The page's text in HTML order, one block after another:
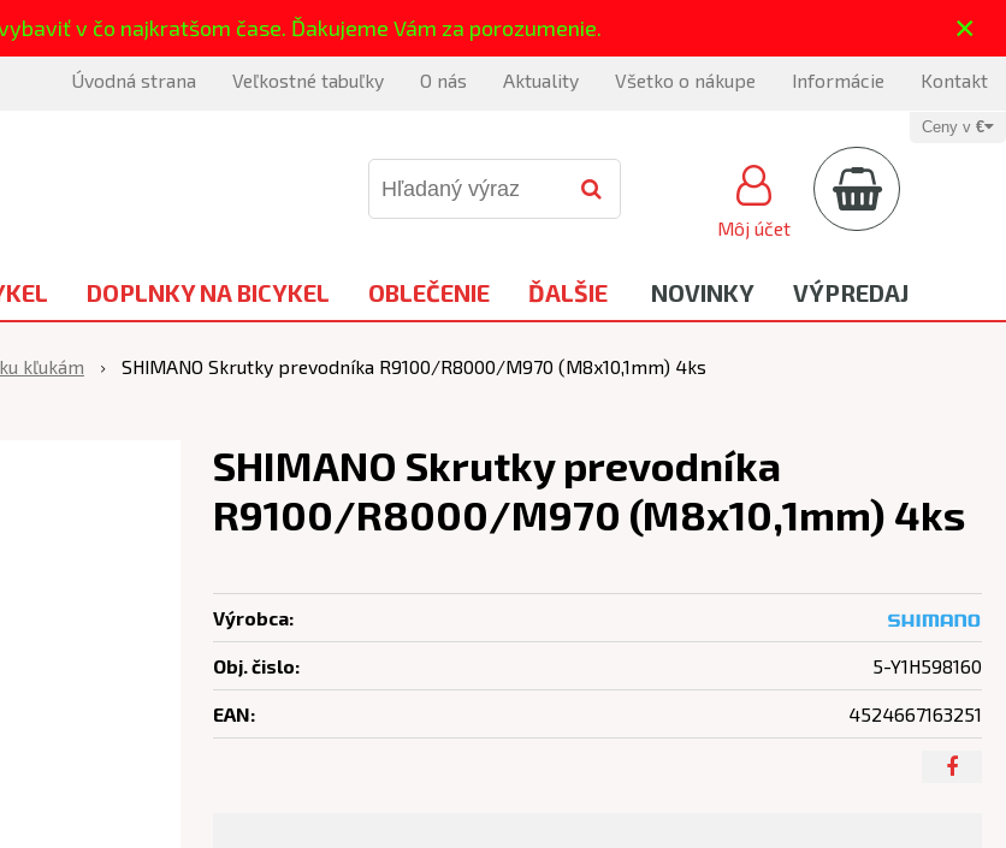
v čo najkratšom čase. Ďakujeme Vám za porozumenie. ×
Úvodná strana Veľkostné tabuľky O nás Aktuality Všetko o nákupe Informácie Kontakt
Môj účet
Ceny v €
DOPLNKY NA BICYKEL OBLEČENIE ĎALŠIE NOVINKY VÝPREDAJ
kľukám SHIMANO Skrutky prevodníka R9100/R8000/M970 (M8x10,1mm) 4ks
SHIMANO Skrutky prevodníka
R9100/R8000/M970 (M8x10,1mm) 4ks
Výrobca:
Obj. čislo: 5-Y1H598160
EAN: 4524667163251